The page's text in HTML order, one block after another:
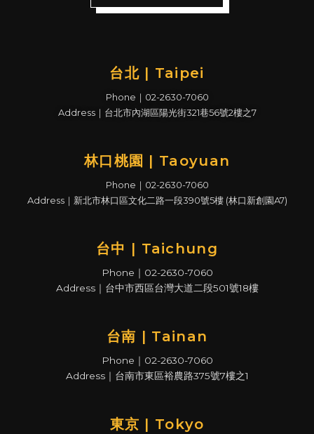
台北 | Taipei
Phone｜02-2630-7060
Address｜台北市內湖區陽光街321巷56號2樓之7
林口桃園 | Taoyuan
Phone｜02-2630-7060
Address｜新北市林口區文化二路一段390號5樓 (林口新創園A7)
台中 | Taichung
Phone｜02-2630-7060
Address｜台中市西區台灣大道二段501號18樓
台南 | Tainan
Phone｜02-2630-7060
Address｜台南市東區裕農路375號7樓之1
東京 | Tokyo